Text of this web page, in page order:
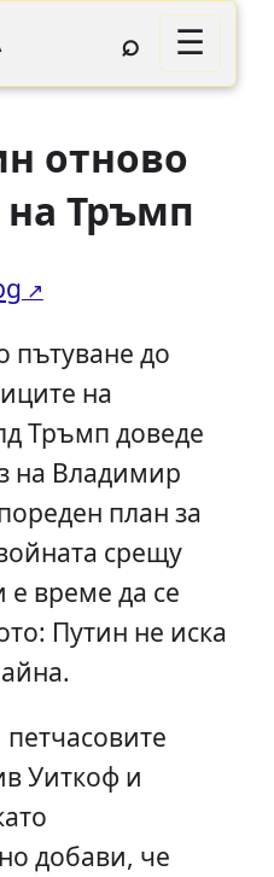
⌕ ☰
отново
Тръмп
пътуване до
на
Тръмп доведе
на Владимир
план за
срещу
време да се
Путин не иска
Уиткоф и
добави, че